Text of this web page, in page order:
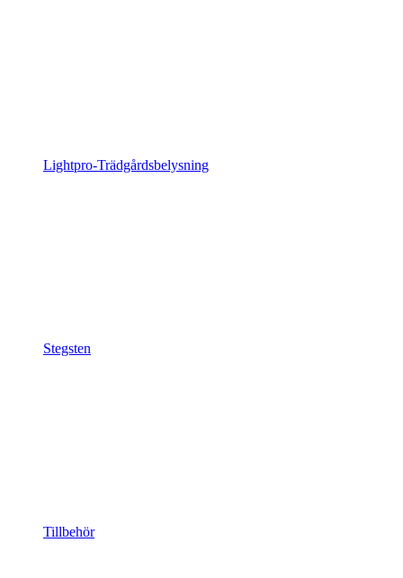
Lightpro-Trädgårdsbelysning
Stegsten
Tillbehör